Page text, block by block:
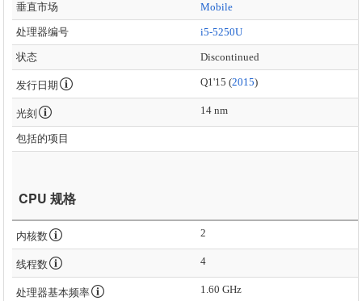
垂直市场 Mobile
处理器编号 i5-5250U
状态 Discontinued
发行日期 Q1'15 (2015)
光刻 14 nm
包括的项目
CPU 规格
内核数 2
线程数 4
处理器基本频率 1.60 GHz